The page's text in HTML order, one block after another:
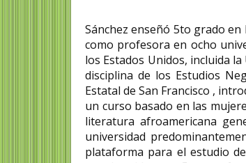
Sánchez enseñó 5to grado
como profesora en ocho
los Estados Unidos, incluida
disciplina de los Estudios
Estatal de San Francisco ,
un curso basado en las
literatura afroamericana
universidad
plataforma para el estudio